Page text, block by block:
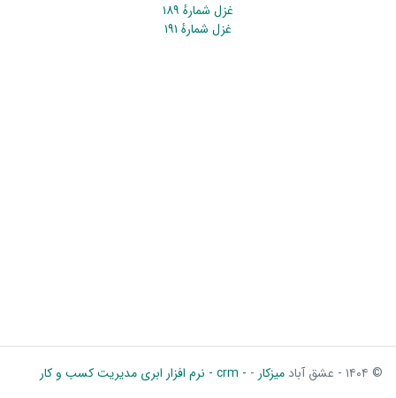
غزل شمارهٔ ۱۸۹
غزل شمارهٔ ۱۹۱
© ۱۴۰۴ - عشق آباد میزکار - - crm - نرم افزار ابری مدیریت کسب و کار